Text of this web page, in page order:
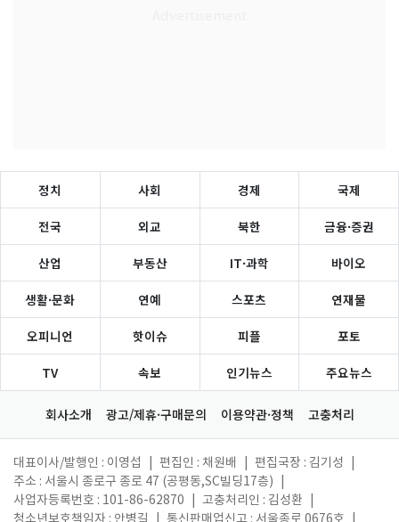
정치 사회 경제 국제
전국 외교 북한 금융·증권
산업 부동산 IT·과학 바이오
생활·문화 연예 스포츠 연재물
오피니언 핫이슈 피플 포토
TV 속보 인기뉴스 주요뉴스
회사소개 광고/제휴·구매문의 이용약관·정책 고충처리
대표이사/발행인 : 이영섭 편집인 : 채원배 편집국장 : 김기성
주소 : 서울시 종로구 종로 47 (공평동,SC빌딩17층)
사업자등록번호 : 101-86-62870
고충처리인 : 김성환
청소년보호책임자 : 안병길
통신판매업신고 : 서울종로 0676호